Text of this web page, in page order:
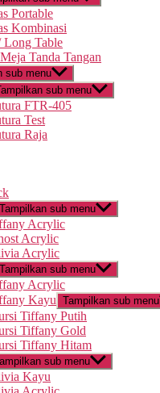
Portable
Kombinasi
Long Table
Tanda Tangan
sub menu
sub menu
FTR-405
Test
Raja
Tampilkan sub menu
Acrylic
Acrylic
Acrylic
Tampilkan sub menu
Acrylic
Kayu Tampilkan sub menu
Tiffany Putih
Tiffany Gold
Tiffany Hitam
sub menu
Kayu